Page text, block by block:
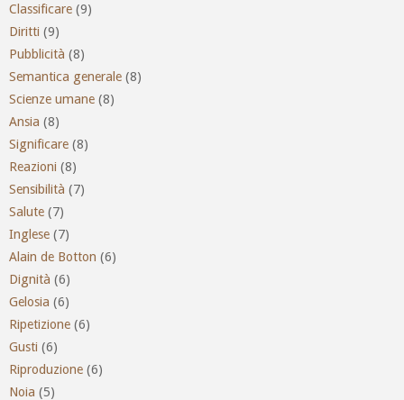
Classificare (9)
Diritti (9)
Pubblicità (8)
Semantica generale (8)
Scienze umane (8)
Ansia (8)
Significare (8)
Reazioni (8)
Sensibilità (7)
Salute (7)
Inglese (7)
Alain de Botton (6)
Dignità (6)
Gelosia (6)
Ripetizione (6)
Gusti (6)
Riproduzione (6)
Noia (5)